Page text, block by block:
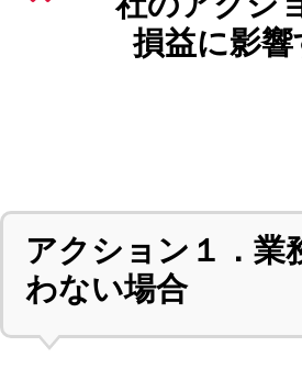
損益に影響
アクション１．業
わない場合